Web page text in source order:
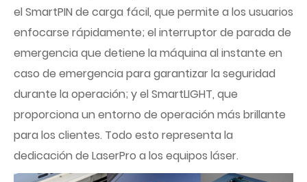
el SmartPIN de carga fácil, que permite a los usuarios
enfocarse rápidamente; el interruptor de parada de
emergencia que detiene la máquina al instante en
caso de emergencia para garantizar la seguridad
durante la operación; y el SmartLIGHT, que
proporciona un entorno de operación más brillante
para los clientes. Todo esto representa la
dedicación de LaserPro a los equipos láser.